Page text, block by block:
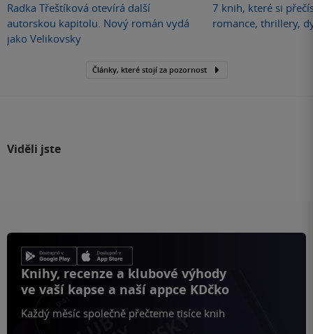
Radka Třeštíková otevírá další
autorskou kapitolu. Nový román vydá
jako Velikovsky
7 knih, které si
romance, thrillery,
Články, které stojí za pozornost
Viděli jste
Knihy, recenze a klubové výhody
ve vaší kapse a naší appce KDčko
Každý měsíc společně přečteme tisíce knih